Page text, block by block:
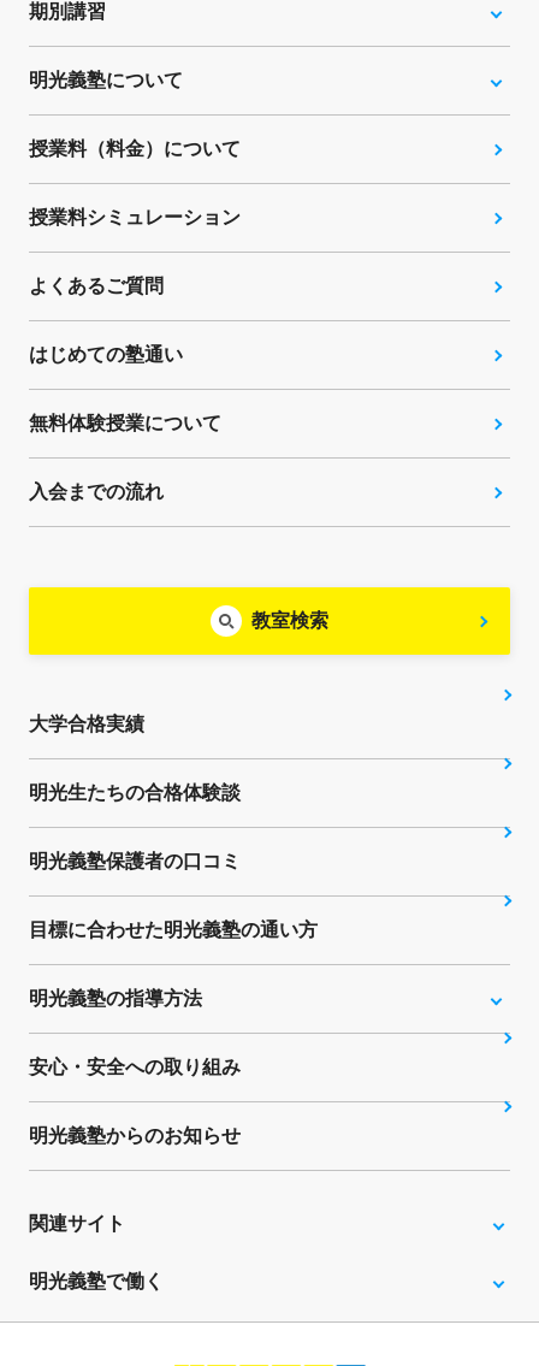
期別講習
明光義塾について
授業料（料金）について
授業料シミュレーション
よくあるご質問
はじめての塾通い
無料体験授業について
入会までの流れ
教室検索
大学合格実績
明光生たちの合格体験談
明光義塾保護者の口コミ
目標に合わせた明光義塾の通い方
明光義塾の指導方法
安心・安全への取り組み
明光義塾からのお知らせ
関連サイト
明光義塾で働く